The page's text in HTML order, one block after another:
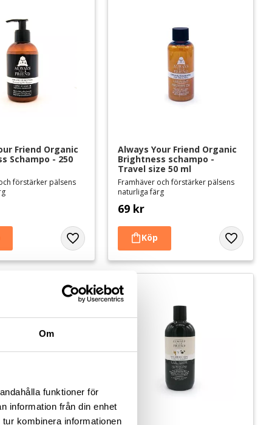
Om
funktioner för
information från din enhet
kombinera informationen
Friend Organic
Schampo - 250
förstärker pälsens
Lägg till i favoriter
Always Your Friend Organic
Brightness schampo -
Travel size 50 ml
Framhäver och förstärker pälsens
naturliga färg
69 kr
Lägg till i